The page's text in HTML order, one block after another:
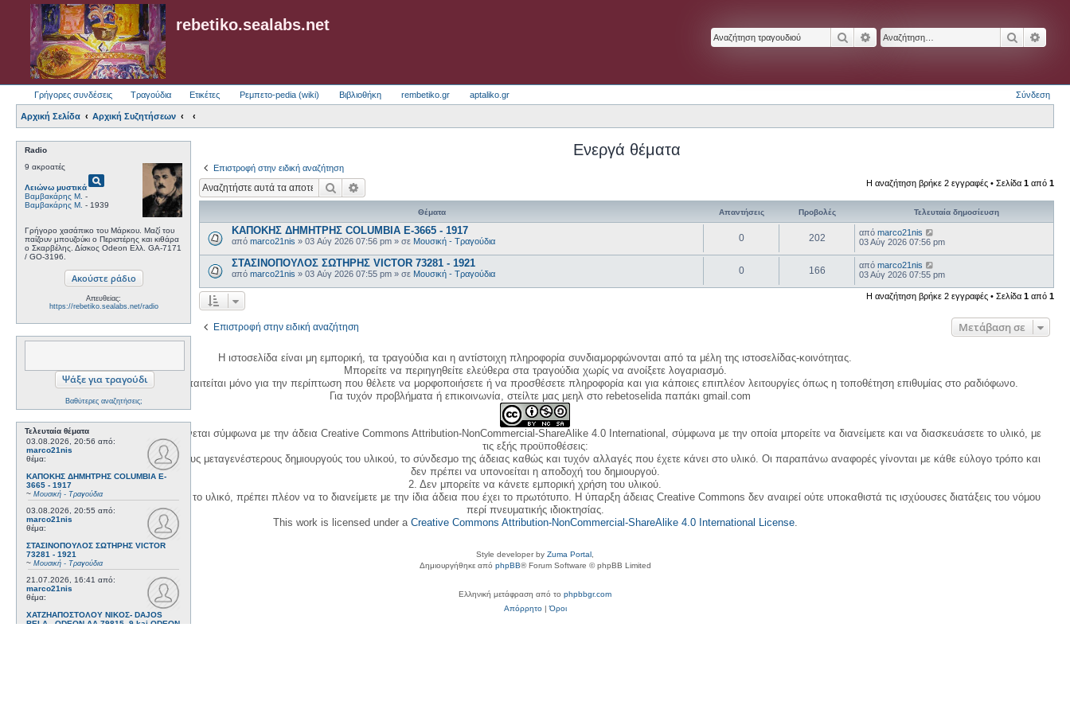
rebetiko.sealabs.net
ΑναζήτησηΕιδική αναζήτηση
Γρήγορες συνδέσεις Τραγούδια Ετικέτες Ρεμπετο-pedia (wiki) Βιβλιοθήκη rembetiko.gr aptaliko.gr Σύνδεση
Αρχική Σελίδα Αρχική Συζητήσεων
Radio
9 ακροατές
Λειώνω μυστικάpageview
Βαμβακάρης Μ. -
Βαμβακάρης Μ. - 1939
Γρήγορο χασάπικο του Μάρκου. Μαζί του
παίζουν μπουζούκι ο Περιστέρης και κιθάρα
ο Σκαρβέλης. Δίσκος Odeon Ελλ. GA-7171
/ GO-3196.
Απευθείας:
https://rebetiko.sealabs.net/radio
Βαθύτερες αναζητήσεις;
Τελευταία θέματα
03.08.2026, 20:56 από:
marco21nis
θέμα:
ΚΑΠΟΚΗΣ ΔΗΜΗΤΡΗΣ COLUMBIA E-
3665 - 1917
~ Μουσική - Τραγούδια
03.08.2026, 20:55 από:
marco21nis
θέμα:
ΣΤΑΣΙΝΟΠΟΥΛΟΣ ΣΩΤΗΡΗΣ VICTOR
73281 - 1921
~ Μουσική - Τραγούδια
21.07.2026, 16:41 από:
marco21nis
θέμα:
ΧΑΤΖΗΑΠΟΣΤΟΛΟΥ ΝΙΚΟΣ- DAJOS
BELA - ODEON AA 79815_9 kai ODEON
Ενεργά θέματα
Επιστροφή στην ειδική αναζήτηση
Αναζήτηση Η αναζήτηση βρήκε 2 εγγραφές • Σελίδα 1 από 1
Θέματα Απαντήσεις Προβολές Τελευταία δημοσίευση
ΚΑΠΟΚΗΣ ΔΗΜΗΤΡΗΣ COLUMBIA E-3665 - 1917
από marco21nis » 03 Αύγ 2026 07:56 pm » σε Μουσική - Τραγούδια 0 202 από marco21nis
03 Αύγ 2026 07:56 pm
ΣΤΑΣΙΝΟΠΟΥΛΟΣ ΣΩΤΗΡΗΣ VICTOR 73281 - 1921
από marco21nis » 03 Αύγ 2026 07:55 pm » σε Μουσική - Τραγούδια 0 166 από marco21nis
03 Αύγ 2026 07:55 pm
Η αναζήτηση βρήκε 2 εγγραφές • Σελίδα 1 από 1
Επιστροφή στην ειδική αναζήτηση Μετάβαση σε
Η ιστοσελίδα είναι μη εμπορική, τα τραγούδια και η αντίστοιχη πληροφορία συνδιαμορφώνονται από τα μέλη της ιστοσελίδας-κοινότητας.
Μπορείτε να περιηγηθείτε ελεύθερα στα τραγούδια χωρίς να ανοίξετε λογαριασμό.
Η δημιουργία λογαριασμού απαιτείται μόνο για την περίπτωση που θέλετε να μορφοποιήσετε ή να προσθέσετε πληροφορία και για κάποιες επιπλέον λειτουργίες όπως η τοποθέτηση επιθυμίας στο ραδιόφωνο.
Για τυχόν προβλήματα ή επικοινωνία, στείλτε μας μεηλ στο rebetoselida παπάκι gmail.com
Η χρήση του υλικού της σελίδας γίνεται σύμφωνα με την άδεια Creative Commons Attribution-NonCommercial-ShareAlike 4.0 International, σύμφωνα με την οποία μπορείτε να διανείμετε και να διασκευάσετε το υλικό, με
τις εξής προϋποθέσεις:
1. Να αναφέρετε τον αρχικό και τους μεταγενέστερους δημιουργούς του υλικού, το σύνδεσμο της άδειας καθώς και τυχόν αλλαγές που έχετε κάνει στο υλικό. Οι παραπάνω αναφορές γίνονται με κάθε εύλογο τρόπο και
δεν πρέπει να υπονοείται η αποδοχή του δημιουργού.
2. Δεν μπορείτε να κάνετε εμπορική χρήση του υλικού.
3. Αν διασκευάσετε με κάθε τρόπο το υλικό, πρέπει πλέον να το διανείμετε με την ίδια άδεια που έχει το πρωτότυπο. Η ύπαρξη άδειας Creative Commons δεν αναιρεί ούτε υποκαθιστά τις ισχύουσες διατάξεις του νόμου
περί πνευματικής ιδιοκτησίας.
This work is licensed under a Creative Commons Attribution-NonCommercial-ShareAlike 4.0 International License.
Style developer by Zuma Portal
Δημιουργήθηκε από phpBB® Forum Software © phpBB Limited
Ελληνική μετάφραση από το phpbbgr.com
Απόρρητο|Όροι